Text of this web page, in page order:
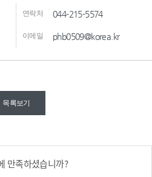
연락처 044-215-5574
이메일 phb0509@korea.kr
목록보기
만족하셨습니까?